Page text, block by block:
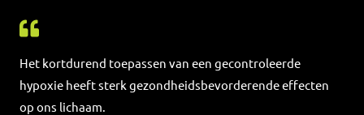
Het kortdurend toepassen van een gecontroleerde
hypoxie heeft sterk gezondheidsbevorderende effecten
op ons lichaam.